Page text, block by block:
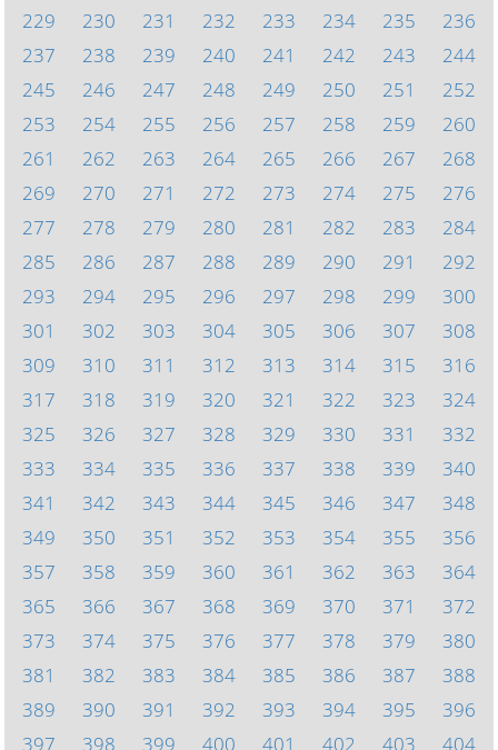
229
230 231 232 233 234 235
236
237
238 239 240 241 242 243
244
245
246 247 248 249 250 251
252
253
254 255 256 257 258 259
260
261
262 263 264 265 266 267
268
269
270 271 272 273 274 275
276
277
278 279 280 281 282 283
284
285
286 287 288 289 290 291
292
293
294 295 296 297 298 299
300
301
302 303 304 305 306 307
308
309
310 311 312 313 314 315
316
317
318 319 320 321 322 323
324
325
326 327 328 329 330 331
332
333
334 335 336 337 338 339
340
341
342 343 344 345 346 347
348
349
350 351 352 353 354 355
356
357
358 359 360 361 362 363
364
365
366 367 368 369 370 371
372
373
374 375 376 377 378 379
380
381
382 383 384 385 386 387
388
389
390 391 392 393 394 395
396
397
398 399 400 401 402 403 404